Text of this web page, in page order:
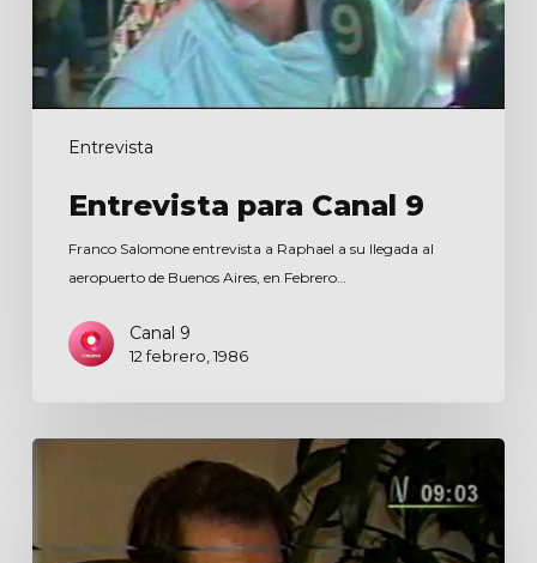
Entrevista
Entrevista para Canal 9
Franco Salomone entrevista a Raphael a su llegada al
aeropuerto de Buenos Aires, en Febrero…
Canal 9
12 febrero, 1986